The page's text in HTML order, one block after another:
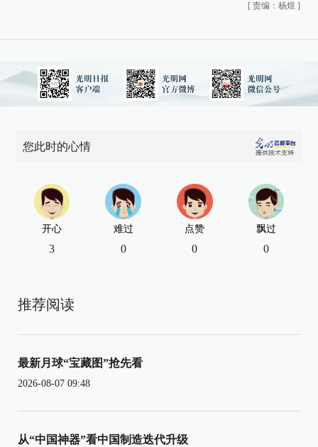
[ 责编：杨煜 ]
您此时的心情
开心
3
难过
0
点赞
0
飘过
0
推荐阅读
最新月球“宝藏图”抢先看
2026-08-07 09:48
从“中国神器”看中国制造迭代升级